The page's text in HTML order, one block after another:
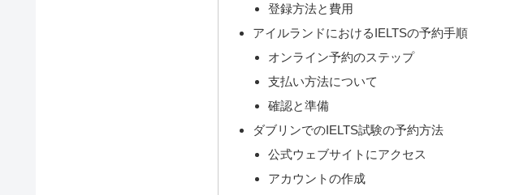
登録方法と費用
アイルランドにおけるIELTSの予約手順
オンライン予約のステップ
支払い方法について
確認と準備
ダブリンでのIELTS試験の予約方法
公式ウェブサイトにアクセス
アカウントの作成